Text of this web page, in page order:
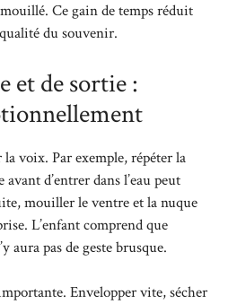
Ce gain de temps réduit
du souvenir.
et de sortie :
voix. Par exemple, répéter la
d’entrer dans l’eau peut
mouiller le ventre et la nuque
L’enfant comprend que
aura pas de geste brusque.
Envelopper vite, sécher